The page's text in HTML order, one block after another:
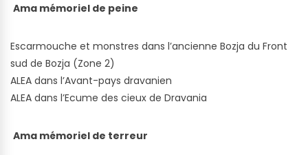
Ama mémoriel de peine
Escarmouche et monstres dans l’ancienne Bozja du Front
sud de Bozja (Zone 2)
ALEA dans l’Avant-pays dravanien
ALEA dans l’Ecume des cieux de Dravania
Ama mémoriel de terreur